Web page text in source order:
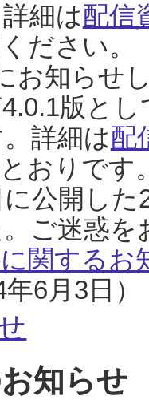
細は配信
ださい。
お知らせ
版と
詳細は配
おりです
公開し
ご迷惑
関するお
6月3日）
知らせ